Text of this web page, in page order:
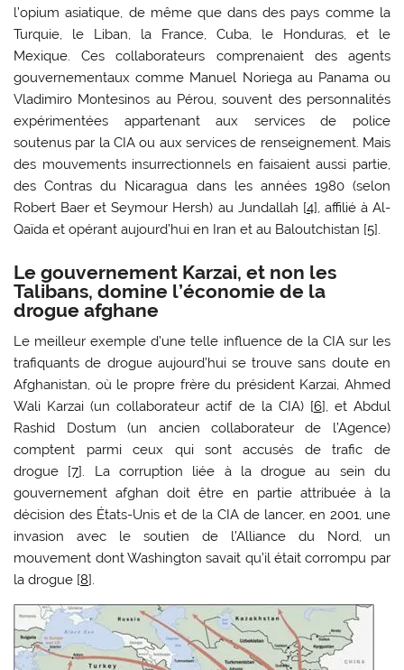
l’opium asiatique, de même que dans des pays comme la
Turquie, le Liban, la France, Cuba, le Honduras, et le
Mexique. Ces collaborateurs comprenaient des agents
gouvernementaux comme Manuel Noriega au Panama ou
Vladimiro Montesinos au Pérou, souvent des personnalités
expérimentées appartenant aux services de police
soutenus par la CIA ou aux services de renseignement. Mais
des mouvements insurrectionnels en faisaient aussi partie,
des Contras du Nicaragua dans les années 1980 (selon
Robert Baer et Seymour Hersh) au Jundallah [4], affilié à Al-
Qaïda et opérant aujourd’hui en Iran et au Baloutchistan [5].
Le gouvernement Karzai, et non les
Talibans, domine l’économie de la
drogue afghane
Le meilleur exemple d’une telle influence de la CIA sur les
trafiquants de drogue aujourd’hui se trouve sans doute en
Afghanistan, où le propre frère du président Karzai, Ahmed
Wali Karzai (un collaborateur actif de la CIA) [6], et Abdul
Rashid Dostum (un ancien collaborateur de l’Agence)
comptent parmi ceux qui sont accusés de trafic de
drogue [7]. La corruption liée à la drogue au sein du
gouvernement afghan doit être en partie attribuée à la
décision des États-Unis et de la CIA de lancer, en 2001, une
invasion avec le soutien de l’Alliance du Nord, un
mouvement dont Washington savait qu’il était corrompu par
la drogue [8].